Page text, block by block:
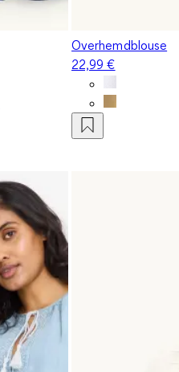
Overhemdblouse
22,99 €